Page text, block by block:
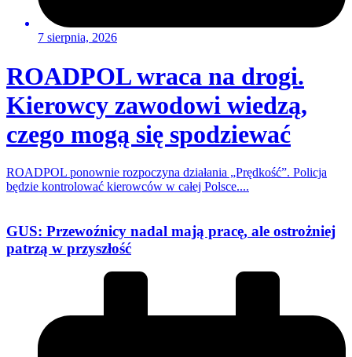
7 sierpnia, 2026
ROADPOL wraca na drogi.
Kierowcy zawodowi wiedzą,
czego mogą się spodziewać
ROADPOL ponownie rozpoczyna działania „Prędkość”. Policja
będzie kontrolować kierowców w całej Polsce....
GUS: Przewoźnicy nadal mają pracę, ale ostrożniej
patrzą w przyszłość